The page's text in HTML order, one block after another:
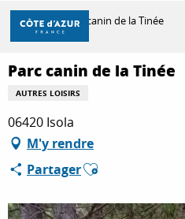
Aller
contenu
principal
DÉCOUVRIR
À FAIRE
SÉJOURNER
Accueil Parc canin de la Tinée
Parc canin de la Tinée
AUTRES LOISIRS
06420 Isola
M'y rendre
PartagerAjouter aux favoris